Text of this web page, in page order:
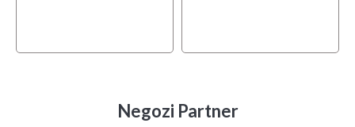
Negozi Partner